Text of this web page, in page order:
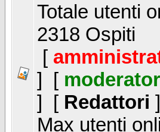
Totale utenti
2318 Ospiti
[
] [
] [ Redattori
Max utenti